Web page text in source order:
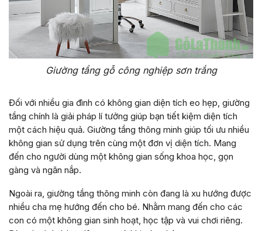
Giường tầng gỗ công nghiệp sơn trắng
Đối với nhiều gia đình có không gian diện tích eo hẹp, giường
tầng chính là giải pháp lí tưởng giúp bạn tiết kiệm diện tích
một cách hiệu quả. Giường tầng thông minh giúp tối ưu nhiều
không gian sử dụng trên cùng một đơn vị diện tích. Mang
đến cho người dùng một không gian sống khoa học, gọn
gàng và ngăn nắp.
Ngoài ra, giường tầng thông minh còn đang là xu hướng được
nhiều cha mẹ hướng đến cho bé. Nhằm mang đến cho các
con có một không gian sinh hoạt, học tập và vui chơi riêng.